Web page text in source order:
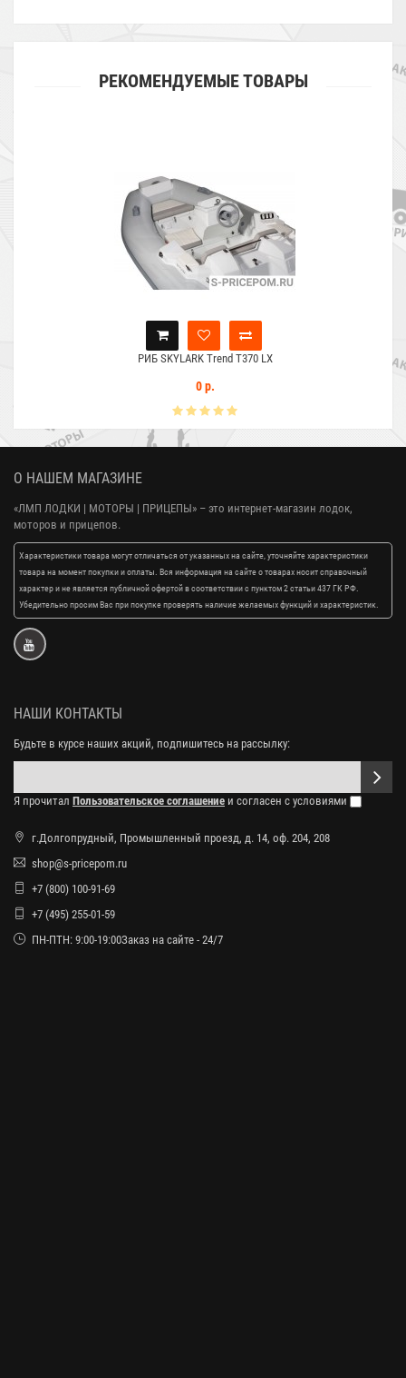
РЕКОМЕНДУЕМЫЕ ТОВАРЫ
РИБ SKYLARK Trend T370 LX
0 р.
О НАШЕМ МАГАЗИНЕ
«ЛМП ЛОДКИ | МОТОРЫ | ПРИЦЕПЫ» – это интернет-магазин лодок,
моторов и прицепов.
Характеристики товара могут отличаться от указанных на сайте, уточняйте характеристики
товара на момент покупки и оплаты. Вся информация на сайте о товарах носит справочный
характер и не является публичной офертой в соответствии с пунктом 2 статьи 437 ГК РФ.
Убедительно просим Вас при покупке проверять наличие желаемых функций и характеристик.
НАШИ КОНТАКТЫ
Будьте в курсе наших акций, подпишитесь на рассылку:
Я прочитал Пользовательское соглашение и согласен с условиями
г.Долгопрудный, Промышленный проезд, д. 14, оф. 204, 208
shop@s-pricepom.ru
+7 (800) 100-91-69
+7 (495) 255-01-59
ПН-ПТН: 9:00-19:00Заказ на сайте - 24/7